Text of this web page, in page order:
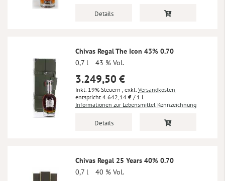
Details
Chivas Regal The Icon 43% 0.70
0,7 l
43 % Vol.
3.249,50 €
Inkl. 19% Steuern , exkl. Versandkosten
4.642,14 € / 1 l
Informationen zur Lebensmittel Kennzeichnung
Details
Chivas Regal 25 Years 40% 0.70
0,7 l
40 % Vol.